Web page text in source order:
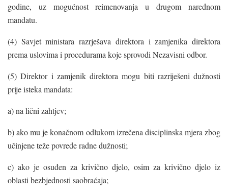
godine, uz mogućnost reimenovanja u drugom narednom
mandatu.
(4) Savjet ministara razrješava direktora i zamjenika direktora
prema uslovima i procedurama koje sprovodi Nezavisni odbor.
(5) Direktor i zamjenik direktora mogu biti razriješeni dužnosti
prije isteka mandata:
a) na lični zahtjev;
b) ako mu je konačnom odlukom izrečena disciplinska mjera zbog
učinjene teže povrede radne dužnosti;
c) ako je osuđen za krivično djelo, osim za krivično djelo iz
oblasti bezbjednosti saobraćaja;